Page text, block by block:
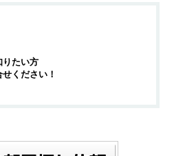
りたい方
ください！